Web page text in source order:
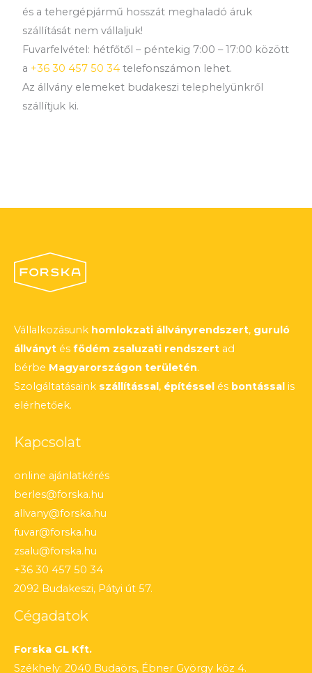
és a tehergépjármű hosszát meghaladó áruk
szállítását nem vállaljuk!
Fuvarfelvétel: hétfőtől – péntekig 7:00 – 17:00 között
a +36 30 457 50 34 telefonszámon lehet.
Az állvány elemeket budakeszi telephelyünkről
szállítjuk ki.
Vállalkozásunk homlokzati állványrendszert, guruló
állványt és födém zsaluzati rendszert ad
bérbe Magyarországon területén.
Szolgáltatásaink szállítással, építéssel és bontással is
elérhetőek.
Kapcsolat
online ajánlatkérés
berles@forska.hu
allvany@forska.hu
fuvar@forska.hu
zsalu@forska.hu
+36 30 457 50 34
2092 Budakeszi, Pátyi út 57.
Cégadatok
Forska GL Kft.
Székhely: 2040 Budaörs, Ébner György köz 4.